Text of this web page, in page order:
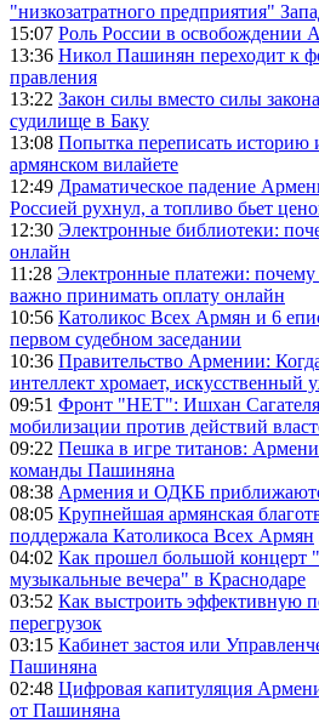
"низкозатратного предприятия"
15:07 Роль России в
13:36 Никол Пашинян переходит к
правления
13:22 Закон силы вместо силы
судилище в Баку
13:08 Попытка переписать историю
армянском вилайете
12:49 Драматическое падение
Россией рухнул, а топливо бьет
12:30 Электронные библиотеки:
онлайн
11:28 Электронные платежи:
важно принимать оплату онлайн
10:56 Католикос Всех Армян и 6
первом судебном заседании
10:36 Правительство Армении:
интеллект хромает, искусственный
09:51 Фронт "НЕТ": Ишхан
мобилизации против действий
09:22 Пешка в игре титанов:
команды Пашиняна
08:38 Армения и ОДКБ
08:05 Крупнейшая армянская
поддержала Католикоса Всех Армян
04:02 Как прошел большой концерт
музыкальные вечера" в Краснодаре
03:52 Как выстроить эффективную
перегрузок
03:15 Кабинет застоя или
Пашиняна
02:48 Цифровая капитуляция
от Пашиняна